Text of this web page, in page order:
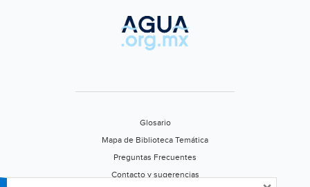
Glosario
Mapa de Biblioteca Temática
Preguntas Frecuentes
Contacto y sugerencias